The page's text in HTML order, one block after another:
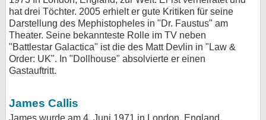
hat drei Töchter. 2005 erhielt er gute Kritiken für seine
Darstellung des Mephistopheles in "Dr. Faustus" am
Theater. Seine bekannteste Rolle im TV neben
"Battlestar Galactica" ist die des Matt Devlin in "Law &
Order: UK". In "Dollhouse" absolvierte er einen
Gastauftritt.
James Callis
James wurde am 4. Juni 1971 in London, England,